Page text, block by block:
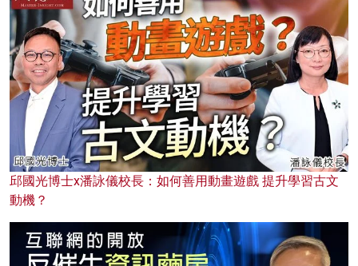
邱國光博士x潘詠儀校長：如何善用動畫遊戲 提升學習古文
動機？